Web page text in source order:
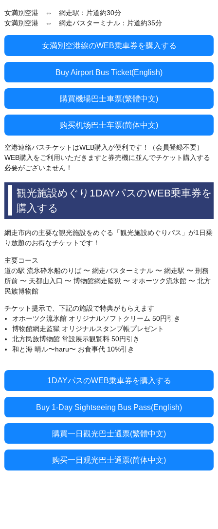
女満別空港 ⇔ 網走駅：片道約30分
女満別空港 ⇔ 網走バスターミナル：片道約35分
女満別空港線のWEB乗車券を購入する
Buy Airport Bus Ticket(English)
購買機場巴士車票(繁體中文)
购买机场巴士车票(简体中文)
空港連絡バスチケットはWEB購入が便利です！（会員登録不要）
WEB購入をご利用いただきますと券売機に並んでチケット購入する
必要がございません！
観光施設めぐり1DAYパスのWEB乗車券を
購入する
網走市内の主要な観光施設をめぐる「観光施設めぐりパス」が1日乗
り放題のお得なチケットです！
主要コース
道の駅 流氷砕氷船のりば 〜 網走バスターミナル 〜 網走駅 〜 刑務
所前 〜 天都山入口 〜 博物館網走監獄 〜 オホーツク流氷館 〜 北方
民族博物館
チケット提示で、下記の施設で特典がもらえます
オホーツク流氷館 オリジナルソフトクリーム 50円引き
博物館網走監獄 オリジナルスタンプ帳プレゼント
北方民族博物館 常設展示観覧料 50円引き
和と海 晴ル〜haru〜 お食事代 10%引き
1DAYパスのWEB乗車券を購入する
Buy 1-Day Sightseeing Bus Pass(English)
購買一日觀光巴士通票(繁體中文)
购买一日观光巴士通票(简体中文)